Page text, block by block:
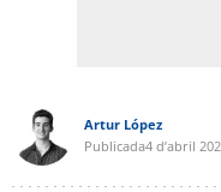
Artur López
Publicada4 d’abril